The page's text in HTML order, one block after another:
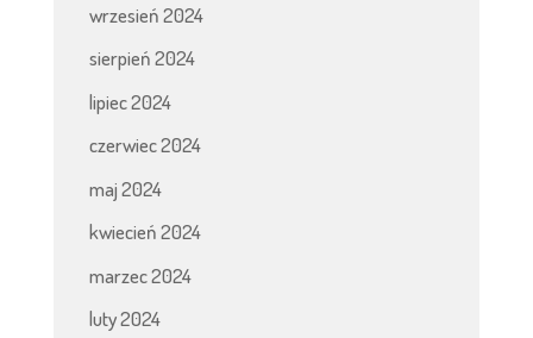
wrzesień 2024
sierpień 2024
lipiec 2024
czerwiec 2024
maj 2024
kwiecień 2024
marzec 2024
luty 2024